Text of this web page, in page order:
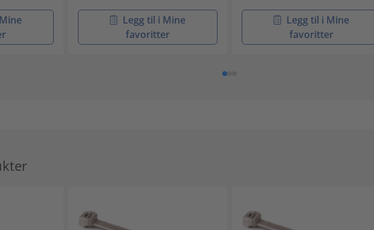
Legg til i Mine
favoritter
Legg til i Mine
favoritter